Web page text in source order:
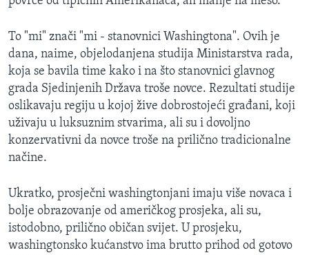
SLOBODA MEDIJA
ŽENSKA STRANA
IZBJEGLIČKA STRANA
MAGAZIN
O GLASU AMERIKE
PRATITE NAS
To "mi" znači "mi - stanovnici Washingtona". Ovih je
dana, naime, objelodanjena studija Ministarstva rada,
koja se bavila time kako i na što stanovnici glavnog
grada Sjedinjenih Država troše novce. Rezultati studije
oslikavaju regiju u kojoj žive dobrostojeći građani, koji
uživaju u luksuznim stvarima, ali su i dovoljno
konzervativni da novce troše na prilično tradicionalne
načine.
Ukratko, prosječni washingtonjani imaju više novaca i
bolje obrazovanje od američkog prosjeka, ali su,
istodobno, prilično običan svijet. U prosjeku,
washingtonsko kućanstvo ima brutto prihod od gotovo